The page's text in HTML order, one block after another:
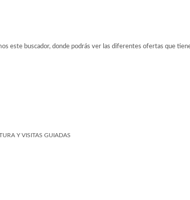
este buscador, donde podrás ver las diferentes ofertas que
Y VISITAS GUIADAS